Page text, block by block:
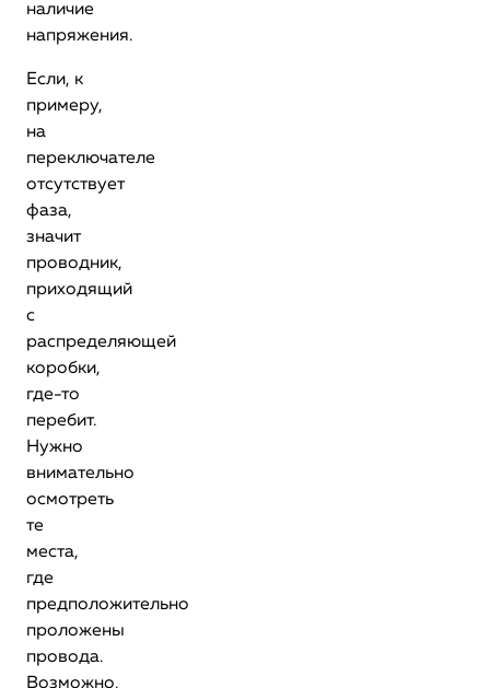
наличие
напряжения.
Если, к
примеру,
на
переключателе
отсутствует
фаза,
значит
проводник,
приходящий
с
распределяющей
коробки,
где-то
перебит.
Нужно
внимательно
осмотреть
те
места,
где
предположительно
проложены
провода.
Возможно,